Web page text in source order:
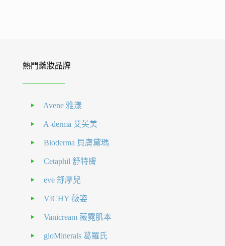
熱門藥妝品牌
Avene 雅漾
A-derma 艾芙美
Bioderma 貝膚黛瑪
Cetaphil 舒特膚
eve 舒摩兒
VICHY 薇姿
Vanicream 薇霓肌本
gloMinerals 葛羅氏